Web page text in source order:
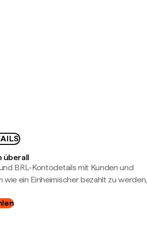
überall
und BRL-Kontodetails mit Kunden und
wie ein Einheimischer bezahlt zu werden,